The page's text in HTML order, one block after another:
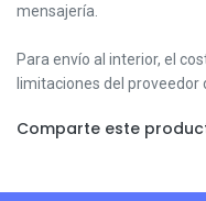
mensajería.
Para envío al interior, el
limitaciones del proveedor
Comparte este